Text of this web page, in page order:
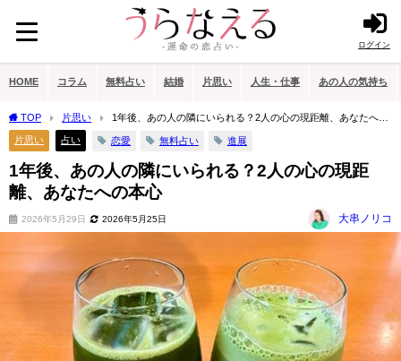
ログイン
HOME コラム 無料占い 結婚 片思い 人生・仕事 あの人の気持ち
TOP 片思い
1年後、あの人の隣にいられる？2人の心の現距離、あなたへの
本心
片思い 占い 恋愛 無料占い 進展
1年後、あの人の隣にいられる？2人の心の現距
離、あなたへの本心
2026年5月29日 2026年5月25日 大串ノリコ